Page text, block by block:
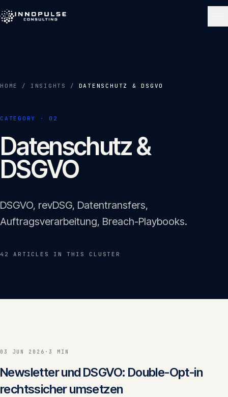
Start 01
Über uns
Leistungen
Portfolio 04
English
HOME / INSIGHTS / DATENSCHUTZ & DSGVO
CATEGORY ·02
Datenschutz &
DSGVO
DSGVO, revDSG, Datentransfers,
Auftragsverarbeitung, Breach-Playbooks.
42 ARTICLE S IN THIS CLUSTER
03 JUN 2026 · 3 MIN
Newsletter und DSGVO: Double-Opt-in
rechtssicher umsetzen